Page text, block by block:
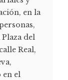
en la
del
Real,
en el